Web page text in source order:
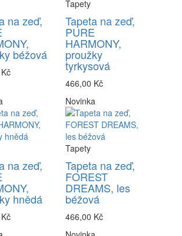
na zeď,
béžová
Tapety
Tapeta na zeď,
PURE
HARMONY,
proužky
tyrkysová
466,00 Kč
na zeď,
hnědá
Novinka
Tapety
Tapeta na zeď,
FOREST
DREAMS, les
béžová
466,00 Kč